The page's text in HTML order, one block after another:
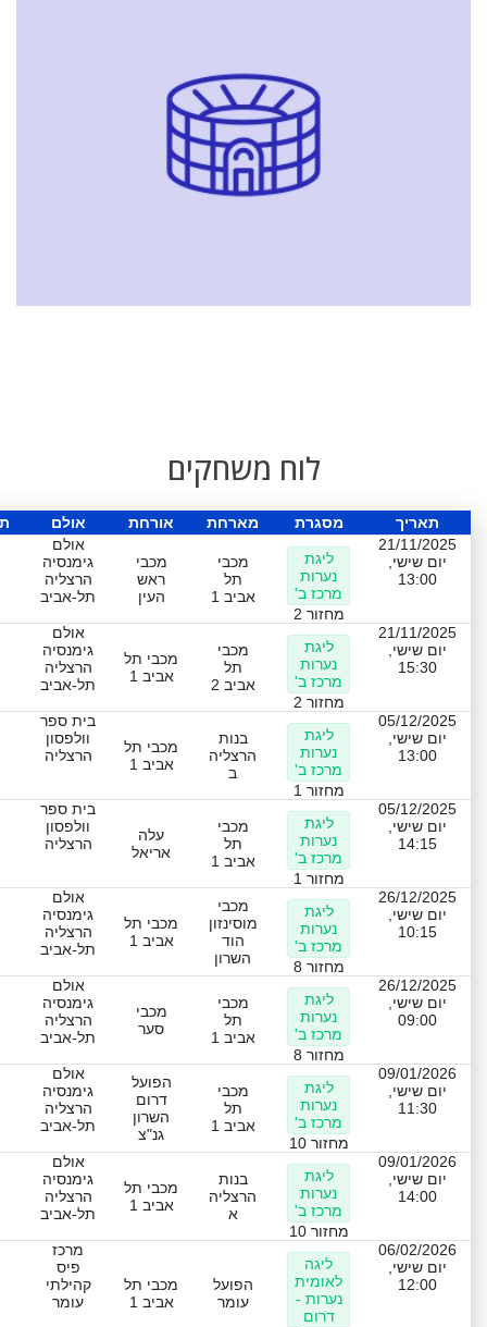
לוח משחקים
תאריך מסגרת מארחת אורחת אולם
21/11/2025
יום שישי,
13:00
ליגת
נערות
מרכז ב'
מחזור 2
מכבי
תל
אביב 1
מכבי
ראש
העין
אולם
גימנסיה
הרצליה
תל-אביב
21/11/2025
יום שישי,
15:30
ליגת
נערות
מרכז ב'
מחזור 2
מכבי
תל
אביב 2
מכבי תל
אביב 1
אולם
גימנסיה
הרצליה
תל-אביב
05/12/2025
יום שישי,
13:00
ליגת
נערות
מרכז ב'
מחזור 1
בנות
הרצליה
ב
מכבי תל
אביב 1
בית ספר
וולפסון
הרצליה
05/12/2025
יום שישי,
14:15
ליגת
נערות
מרכז ב'
מחזור 1
מכבי
תל
אביב 1
עלה
אריאל
בית ספר
וולפסון
הרצליה
26/12/2025
יום שישי,
10:15
ליגת
נערות
מרכז ב'
מחזור 8
מכבי
מוסינזון
הוד
השרון
מכבי תל
אביב 1
אולם
גימנסיה
הרצליה
תל-אביב
26/12/2025
יום שישי,
09:00
ליגת
נערות
מרכז ב'
מחזור 8
מכבי
תל
אביב 1
מכבי
סער
אולם
גימנסיה
הרצליה
תל-אביב
09/01/2026
יום שישי,
11:30
ליגת
נערות
מרכז ב'
מחזור 10
מכבי
תל
אביב 1
הפועל
דרום
השרון
גנ"צ
אולם
גימנסיה
הרצליה
תל-אביב
09/01/2026
יום שישי,
14:00
ליגת
נערות
מרכז ב'
מחזור 10
בנות
הרצליה
א
מכבי תל
אביב 1
אולם
גימנסיה
הרצליה
תל-אביב
06/02/2026
יום שישי,
12:00
ליגה
לאומית
נערות -
דרום
הפועל
עומר
מכבי תל
אביב 1
מרכז
פיס
קהילתי
עומר